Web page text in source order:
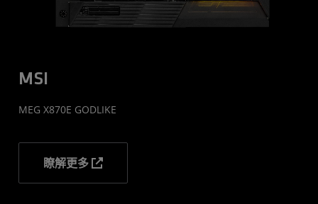
MSI
MEG X870E GODLIKE
瞭解更多